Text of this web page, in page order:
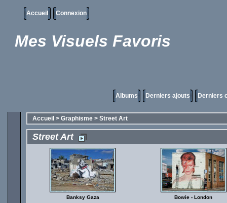
Accueil Connexion
Mes Visuels Favoris
Albums Derniers ajouts Derniers
Accueil > Graphisme > Street Art
Street Art
Banksy Gaza Bowie - London